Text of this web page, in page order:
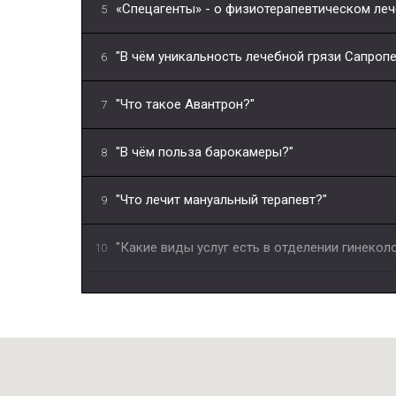
5 «Спецагенты» - о физиотерапевтическом
6 "В чём уникальность лечебной грязи
7 "Что такое Авантрон?"
8 "В чём польза барокамеры?"
9 "Что лечит мануальный терапевт?"
10 "Какие виды услуг есть в отделении
11 "Можно ли вылечить бесплодие в
Медицинская реабилитация пациентов